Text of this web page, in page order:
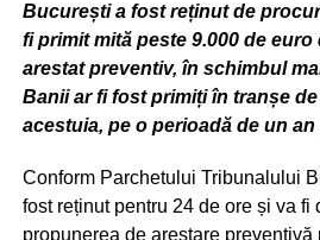
În continuare, după ce i-a fost
contul bancar, persoana vătămată
telefonic, de către o altă persoană,
din partea aceleiași societății
solicitându-i bărbatului depunerea
ATM de monede virtuale, pentru a
inițial. Bărbatul din Vadu Moldovei
municipiul Suceava și a depus la
București a fost reținut de
fi primit mită peste 9.000 de euro
arestat preventiv, în schimbul
Banii ar fi fost primiți în tranșe
acestuia, pe o perioadă de un an
Conform Parchetului Tribunalului
fost reținut pentru 24 de ore și va fi
propunerea de arestare preventivă